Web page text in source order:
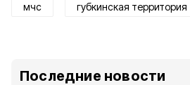
мчс губкинская территория
Последние новости